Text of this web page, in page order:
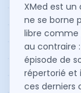
XMed est un
ne se borne
libre comme
au contraire
épisode de
répertorié et
ces derniers